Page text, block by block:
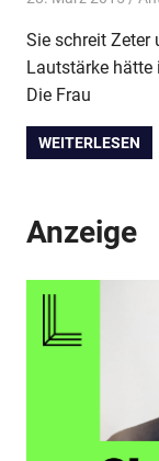
Sie schreit Zeter
Lautstärke hätte
Die Frau
WEITERLESEN
Anzeige